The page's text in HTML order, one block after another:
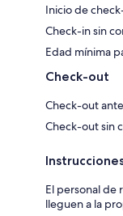
Inicio de
Check-in sin
Edad mínima
Check-out
Check-out
Check-out sin
El personal de
lleguen a la